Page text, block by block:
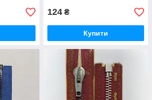
124 ₴
Купити